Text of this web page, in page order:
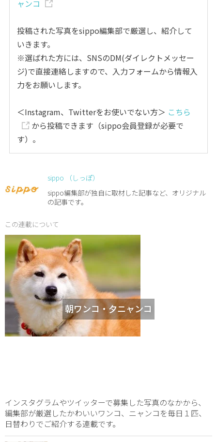
ャンコ
投稿された写真をsippo編集部で厳選し、紹介して
いきます。
※選ばれた方には、SNSのDM(ダイレクトメッセー
ジ)で直接連絡しますので、入力フォームから情報入
力をお願いします。
＜Instagram、Twitterをお使いでない方＞ こちら
から投稿できます（sippo会員登録が必要で
す）。
sippo （しっぽ）
sippo編集部が独自に取材した記事など、オリジナル
の記事です。
この連載について
朝ワンコ・夕ニャンコ
インスタグラムやツイッターで募集した写真のなかから、
編集部が厳選したかわいいワンコ、ニャンコを毎日１匹、
日替わりでご紹介する連載です。